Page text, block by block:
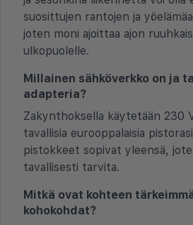
suosittujen rantojen ja
joten moni ajoittaa ajon
ulkopuolelle.
Millainen sähköverkko on ja
adapteria?
Zakynthoksella käytetään 230
tavallisia eurooppalaisia
pistokkeet sopivat yleensä,
tavallisesti tarvita.
Mitkä ovat kohteen
kohokohdat?